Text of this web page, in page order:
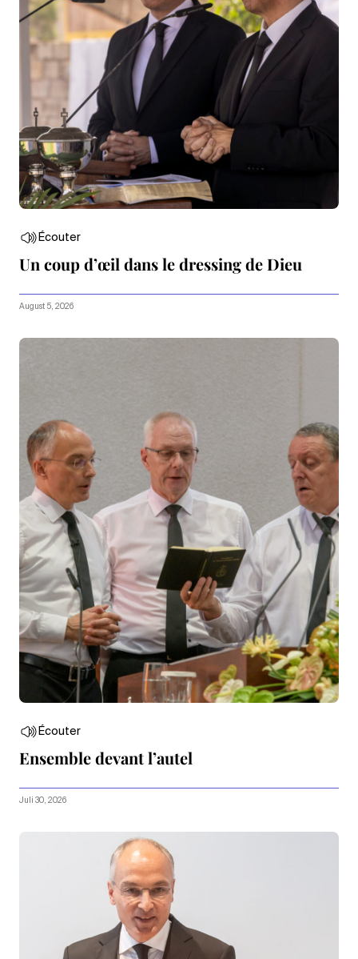
Écouter
Un coup d’œil dans le dressing de Dieu
August 5, 2026
Écouter
Ensemble devant l’autel
Juli 30, 2026